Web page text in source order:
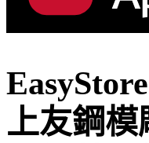
上友鋼模